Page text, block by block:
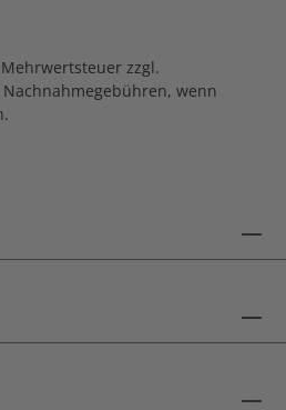
zzgl.
wenn